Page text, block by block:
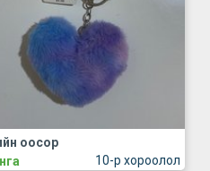
10-р хороолол
оосор